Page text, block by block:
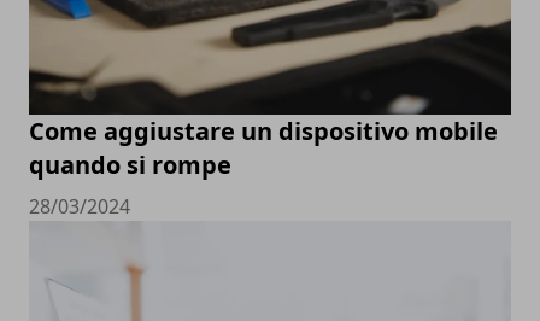
Come aggiustare un dispositivo mobile
quando si rompe
28/03/2024